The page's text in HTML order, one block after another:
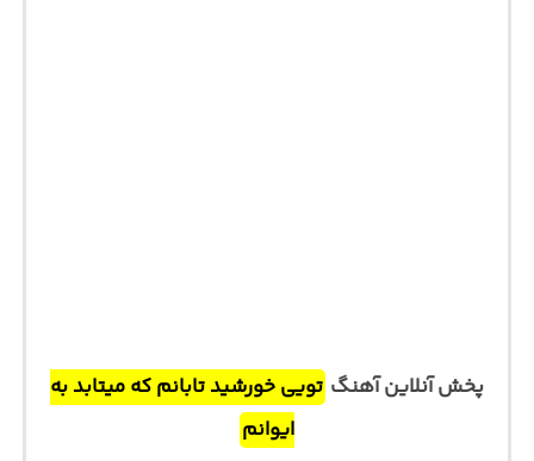
پخش آنلاین آهنگ تویی خورشید تابانم که میتابد به
ایوانم